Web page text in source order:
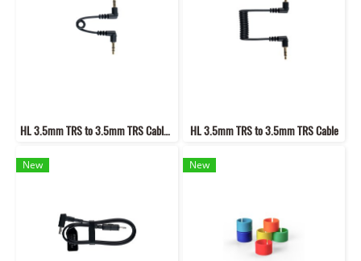
HL 3.5mm TRS to 3.5mm TRS Cable (2.8-inch) HL 3.5mm TRS to 3.5mm TRS Cable
New New